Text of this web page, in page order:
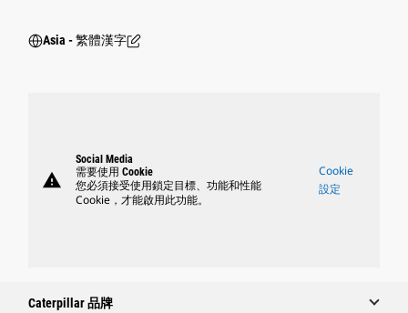
Asia - 繁體漢字
warning
Social Media
需要使用 Cookie
您必須接受使用鎖定目標、功能和性能
Cookie，才能啟用此功能。
Cookie
設定
Caterpillar 品牌